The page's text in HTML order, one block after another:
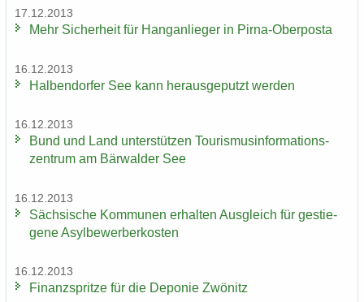
17.12.2013
Mehr Si­cher­heit für Hang­an­lie­ger in Pirna-​Oberposta
16.12.2013
Hal­ben­dor­fer See kann her­aus­ge­putzt wer­den
16.12.2013
Bund und Land un­ter­stüt­zen Tou­ris­mus­in­for­ma­ti­ons­
zen­trum am Bär­wal­der See
16.12.2013
Säch­si­sche Kom­mu­nen er­hal­ten Aus­gleich für ge­stie­
ge­ne Asyl­be­wer­ber­kos­ten
16.12.2013
Fi­nanz­sprit­ze für die De­po­nie Zwö­nitz